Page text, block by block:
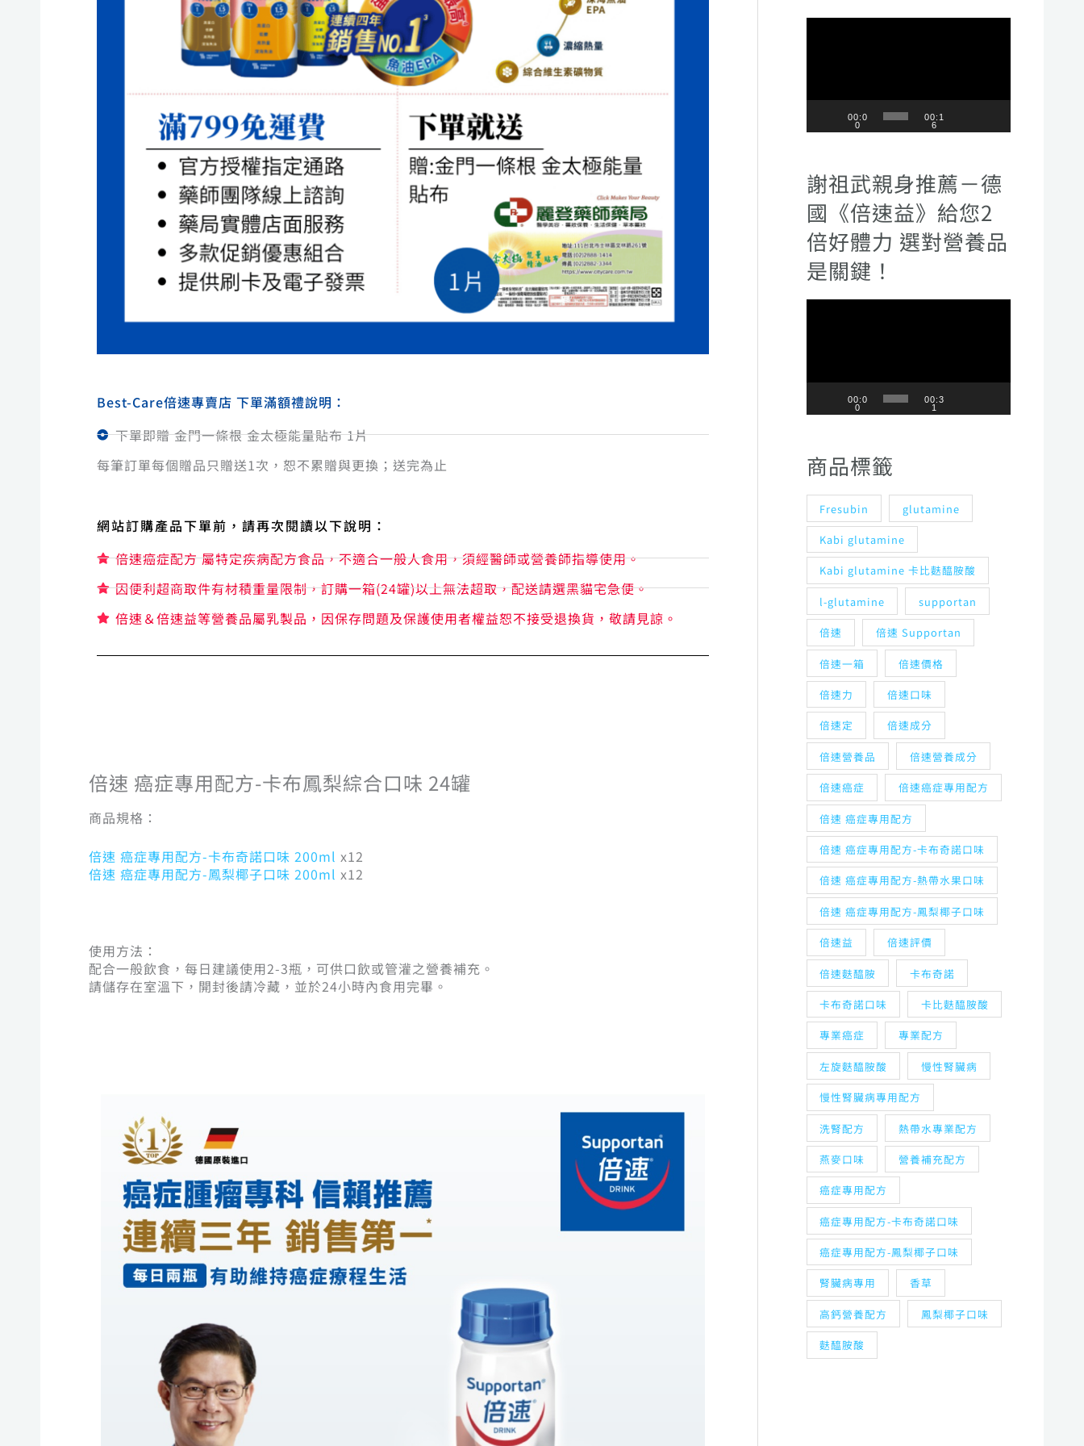
Best-Care倍速專賣店 下單滿額禮說明：
下單即贈 金門一條根 金太極能量貼布 1片
每筆訂單每個贈品只贈送1次，恕不累贈與更換；送完為止
網站訂購產品下單前，請再次閱讀以下說明：
倍速癌症配方 屬特定疾病配方食品，不適合一般人食用，須經醫師或營養師指導使用。
因便利超商取件有材積重量限制，訂購一箱(24罐)以上無法超取，配送請選黑貓宅急便。
倍速＆倍速益等營養品屬乳製品，因保存問題及保護使用者權益恕不接受退換貨，敬請見諒。
倍速 癌症專用配方-卡布鳳梨綜合口味 24罐
商品規格：
倍速 癌症專用配方-卡布奇諾口味 200ml x12
倍速 癌症專用配方-鳳梨椰子口味 200ml x12
使用方法：
配合一般飲食，每日建議使用2-3瓶，可供口飲或管灌之營養補充。
請儲存在室溫下，開封後請冷藏，並於24小時內食用完畢。
器
00:0
0
00:1
6
謝祖武親身推薦－德
國《倍速益》給您2
倍好體力 選對營養品
是關鍵！
放
器
00:0
0
00:3
1
商品標籤
Fresubin glutamine
Kabi glutamine
Kabi glutamine 卡比麩醯胺酸
l-glutamine supportan
倍速 倍速 Supportan
倍速一箱 倍速價格
倍速力 倍速口味
倍速定 倍速成分
倍速營養品 倍速營養成分
倍速癌症 倍速癌症專用配方
倍速 癌症專用配方
倍速 癌症專用配方-卡布奇諾口味
倍速 癌症專用配方-熱帶水果口味
倍速 癌症專用配方-鳳梨椰子口味
倍速益 倍速評價
倍速麩醯胺 卡布奇諾
卡布奇諾口味 卡比麩醯胺酸
專業癌症 專業配方
左旋麩醯胺酸 慢性腎臟病
慢性腎臟病專用配方
洗腎配方 熱帶水專業配方
燕麥口味 營養補充配方
癌症專用配方
癌症專用配方-卡布奇諾口味
癌症專用配方-鳳梨椰子口味
腎臟病專用 香草
高鈣營養配方 鳳梨椰子口味
麩醯胺酸